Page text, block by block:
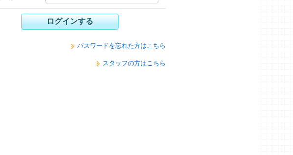
ログインする
パスワードを忘れた方はこちら
スタッフの方はこちら